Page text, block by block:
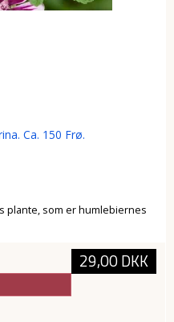
Ca. 150 Frø.
plante, som er humlebiernes
29,00 DKK